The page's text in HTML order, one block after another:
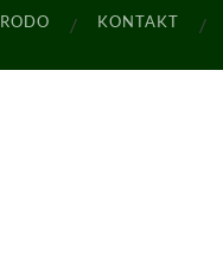
RODO KONTAKT